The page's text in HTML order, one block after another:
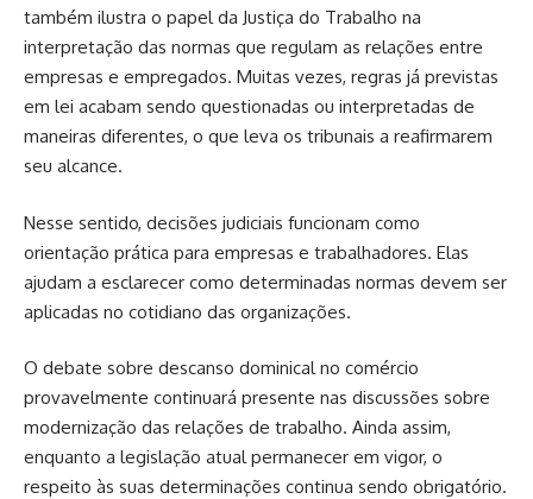
também ilustra o papel da Justiça do Trabalho na
interpretação das normas que regulam as relações entre
empresas e empregados. Muitas vezes, regras já previstas
em lei acabam sendo questionadas ou interpretadas de
maneiras diferentes, o que leva os tribunais a reafirmarem
seu alcance.
Nesse sentido, decisões judiciais funcionam como
orientação prática para empresas e trabalhadores. Elas
ajudam a esclarecer como determinadas normas devem ser
aplicadas no cotidiano das organizações.
O debate sobre descanso dominical no comércio
provavelmente continuará presente nas discussões sobre
modernização das relações de trabalho. Ainda assim,
enquanto a legislação atual permanecer em vigor, o
respeito às suas determinações continua sendo obrigatório.